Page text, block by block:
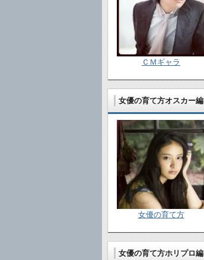
ＣＭギャラ
女優の育て方オスカー編
女優の育て方
女優の育て方ホリプロ編